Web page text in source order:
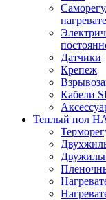
Датчики
Крепеж
Кабели
Теплый пол